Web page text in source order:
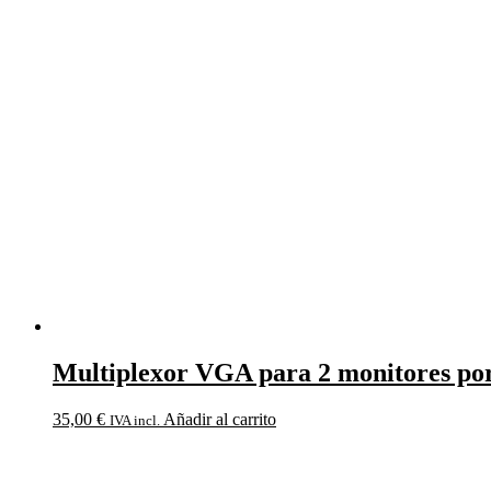
Multiplexor VGA para 2 monitores
35,00 € IVA incl. Añadir al carrito